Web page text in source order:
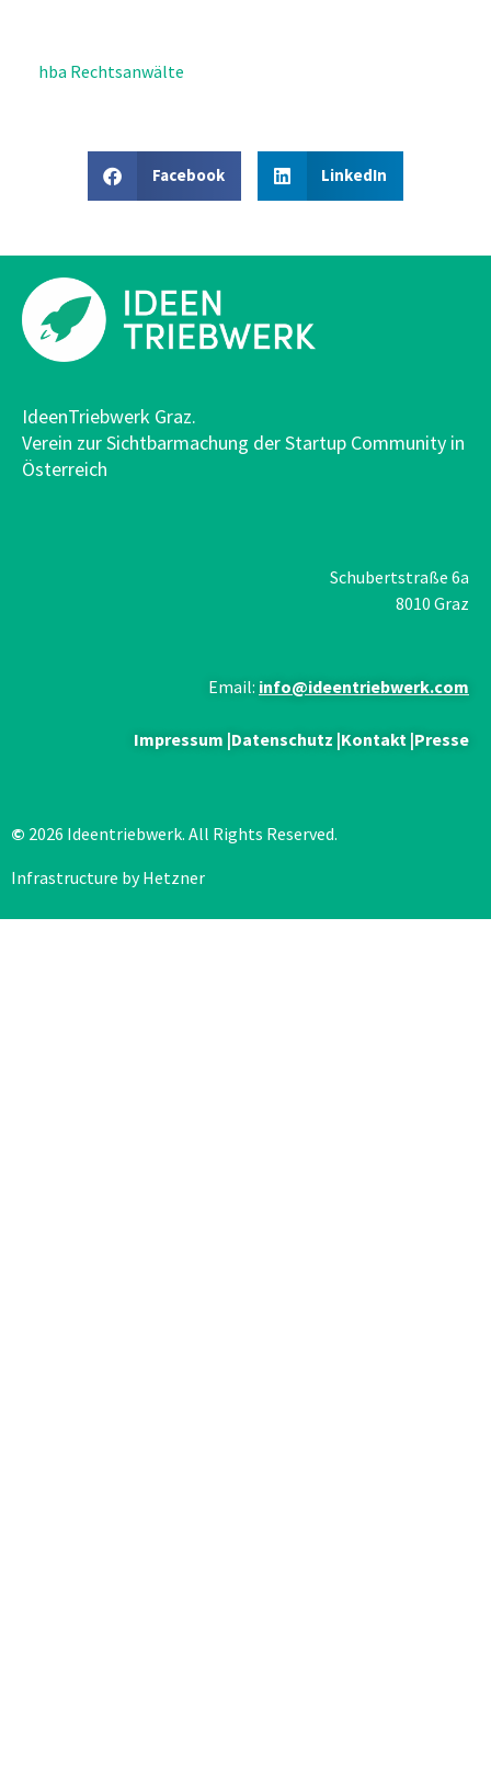
hba Rechtsanwälte
Facebook LinkedIn
IdeenTriebwerk Graz.
Verein zur Sichtbarmachung der Startup Community in
Österreich
Schubertstraße 6a
8010 Graz
Email: info@ideentriebwerk.com
Impressum |Datenschutz |Kontakt |Presse
© 2026 Ideentriebwerk. All Rights Reserved.
Infrastructure by Hetzner